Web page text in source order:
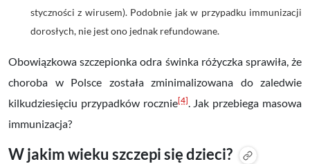
styczności z wirusem). Podobnie jak w przypadku immunizacji
dorosłych, nie jest ono jednak refundowane.
Obowiązkowa szczepionka odra świnka różyczka sprawiła, że
choroba w Polsce została zminimalizowana do zaledwie
kilkudziesięciu przypadków rocznie[4]
. Jak przebiega masowa
immunizacja?
W jakim wieku szczepi się dzieci?